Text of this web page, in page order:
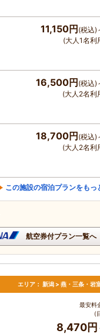
11,150円 (税込)
(大人1名利
16,500円 (税込)
(大人2名利
18,700円 (税込)
(大人2名利
この施設の宿泊プランをもっ
航空券付プラン一覧へ
エリア： 新潟 > 燕・三条・岩
最安料
(
8,470円